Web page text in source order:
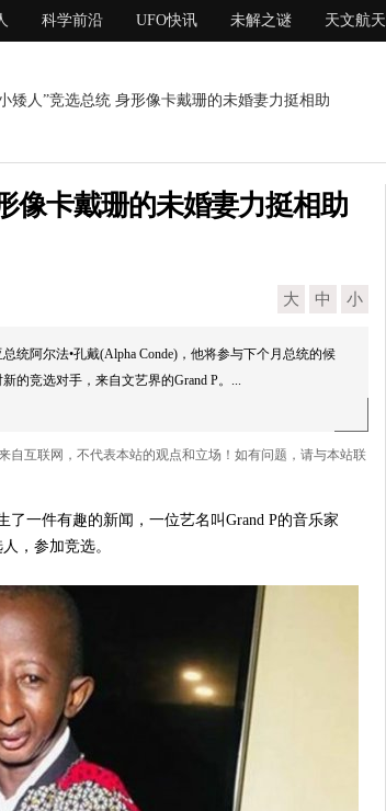
科学前沿 UFO快讯 未解之谜 天文航天
矮人”竞选总统 身形像卡戴珊的未婚妻力挺相助
像卡戴珊的未婚妻力挺相助
大 中 小
统阿尔法•孔戴(Alpha Conde)，他将参与下个月总统的候
的竞选对手，来自文艺界的Grand P。...
自互联网，不代表本站的观点和立场！如有问题，请与本站联
一件有趣的新闻，一位艺名叫Grand P的音乐家
，参加竞选。